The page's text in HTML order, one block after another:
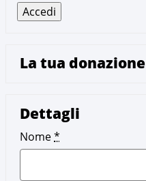
La tua donazione
Dettagli
Nome*